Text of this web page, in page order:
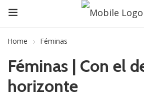
Home Féminas
Féminas | Con el
horizonte